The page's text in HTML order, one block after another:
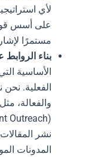
لأي
على أسس
مستمرًا
بناء الروابط
الأساسية
الفعلية. نحن
والفعالة،
المدونات